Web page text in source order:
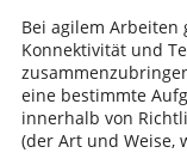
Bei agilem Arbeiten
Konnektivität und
eine bestimmte
innerhalb von
(der Art und Weise,